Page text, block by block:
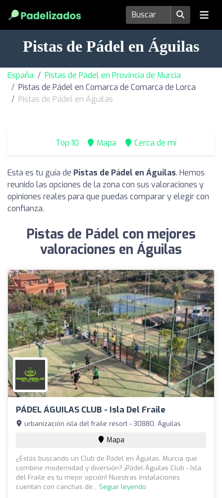
Pistas de Pádel en Águilas
España
Pistas de Pádel en Provincia de Murcia
Pistas de Pádel en Comarca de Comarca de Lorca
Pistas de Pádel en Águilas
Top 10 Mapa Cerca de mí
Esta es tu guía de Pistas de Pádel en Águilas. Hemos
reunido las opciones de la zona con sus valoraciones y
opiniones reales para que puedas comparar y elegir con
confianza.
Pistas de Pádel con mejores
valoraciones en Águilas
PÁDEL ÁGUILAS CLUB - Isla Del Fraile
urbanización isla del fraile resort - 30880, Águilas
Mapa
¿Estás buscando un Club de Pádel en Águilas, Murcia que
combine modernidad y diversión? ¡Pádel Águilas Club - Isla
del Fraile es tu mejor opción! Nuestras instalaciones
cuentan con canchas de... Seguir leyendo